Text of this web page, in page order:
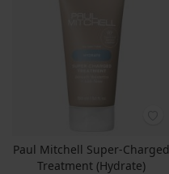
Paul Mitchell Super-Charged
Treatment (Hydrate)